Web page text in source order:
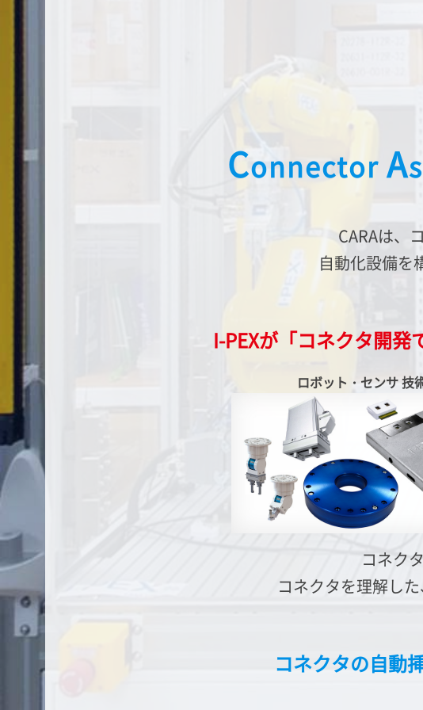
Connector A
CARAは、
自動化設備を
I-PEXが「コネクタ開発
ロボット・センサ技
コネク
コネクタを理解し
コネクタの自動